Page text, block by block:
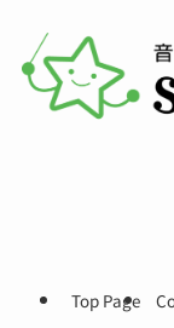
Top Page